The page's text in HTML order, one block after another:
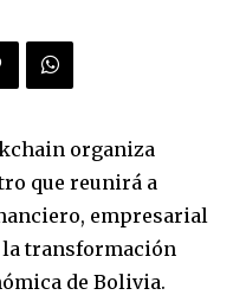
organiza
que reunirá a
empresarial
transformación
de Bolivia.